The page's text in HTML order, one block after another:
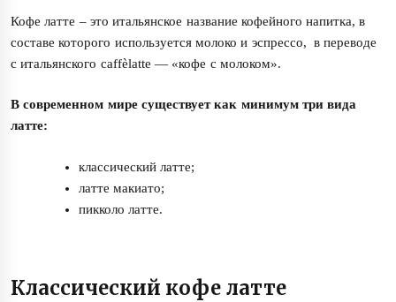
Кофе латте – это итальянское название кофейного напитка, в
составе которого используется молоко и эспрессо, в переводе
с итальянского caffèlatte — «кофе с молоком».
В современном мире существует как минимум три вида
латте:
классический латте;
латте макиато;
пикколо латте.
Классический кофе латте